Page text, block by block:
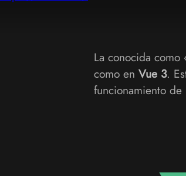
La conocida como
como en Vue 3.
funcionamiento